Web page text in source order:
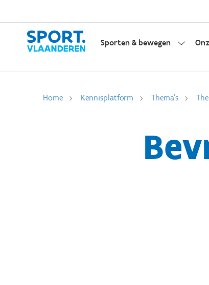
Sporten & bewegen
Home Kennisplatform Thema's